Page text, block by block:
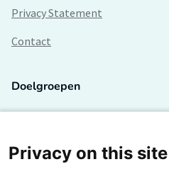
Privacy Statement
Contact
Doelgroepen
Lectoren en onderzoekers
Privacy on this site